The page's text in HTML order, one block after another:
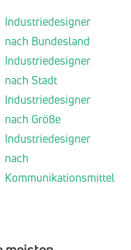
Industriedesigner
nach Bundesland
Industriedesigner
nach Stadt
Industriedesigner
nach Größe
Industriedesigner
nach
Kommunikationsmittel